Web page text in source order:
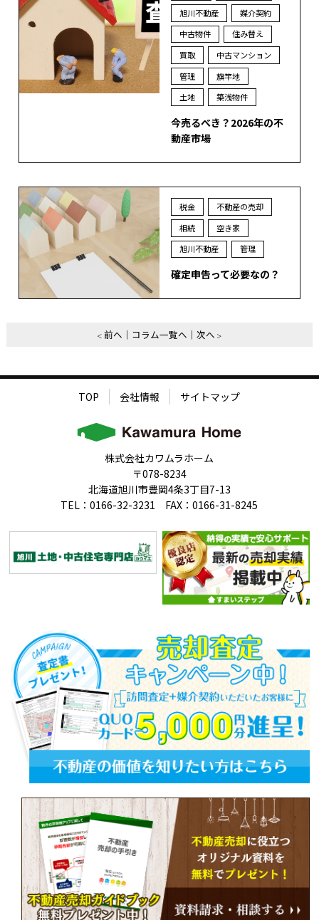
旭川不動産
媒介契約
中古物件
住み替え
買取
中古マンション
管理
旗竿地
土地
築浅物件
今売るべき？2026年の不
動産市場
税金
不動産の売却
相続
空き家
旭川不動産
管理
確定申告って必要なの？
前へ コラム一覧へ 次へ
TOP 会社情報 サイトマップ
株式会社カワムラホーム
〒078-8234
北海道旭川市豊岡4条3丁目7-13
TEL：0166-32-3231 FAX：0166-31-8245